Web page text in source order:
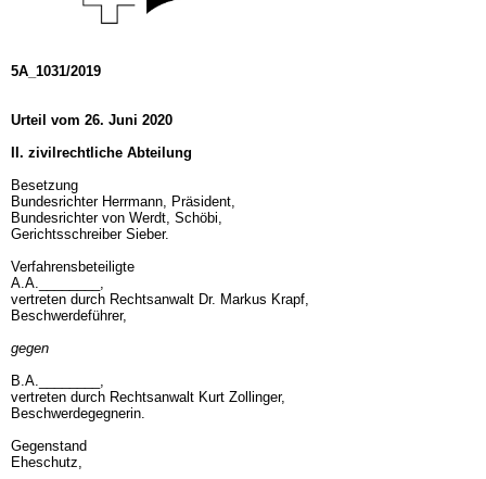
5A_1031/2019
Urteil vom 26. Juni 2020
II. zivilrechtliche Abteilung
Besetzung
Bundesrichter Herrmann, Präsident,
Bundesrichter von Werdt, Schöbi,
Gerichtsschreiber Sieber.
Verfahrensbeteiligte
A.A.________,
vertreten durch Rechtsanwalt Dr. Markus Krapf,
Beschwerdeführer,
gegen
B.A.________,
vertreten durch Rechtsanwalt Kurt Zollinger,
Beschwerdegegnerin.
Gegenstand
Eheschutz,